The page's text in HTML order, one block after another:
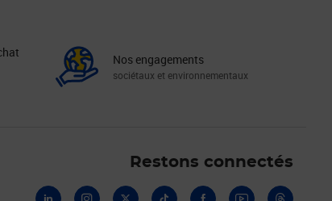
Nos engagements
sociétaux et environnementaux
Restons connectés